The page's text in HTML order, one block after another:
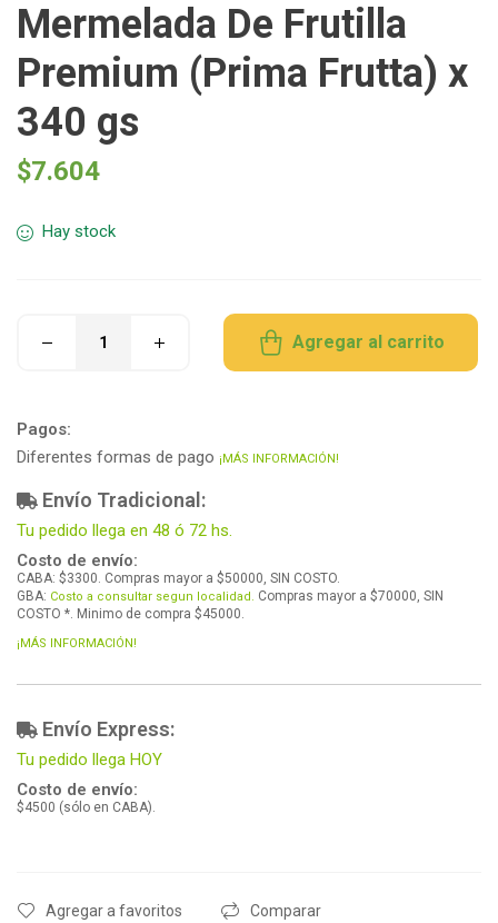
Mermelada De Frutilla
Premium (Prima Frutta) x
340 gs
$7.604
Hay stock
Agregar al carrito
Pagos:
Diferentes formas de pago ¡MÁS INFORMACIÓN!
Envío Tradicional:
Tu pedido llega en 48 ó 72 hs.
Costo de envío:
CABA: $3300. Compras mayor a $50000, SIN COSTO.
GBA: Costo a consultar segun localidad. Compras mayor a $70000, SIN
COSTO *. Minimo de compra $45000.
¡MÁS INFORMACIÓN!
Envío Express:
Tu pedido llega HOY
Costo de envío:
$4500 (sólo en CABA).
Agregar a favoritos Comparar